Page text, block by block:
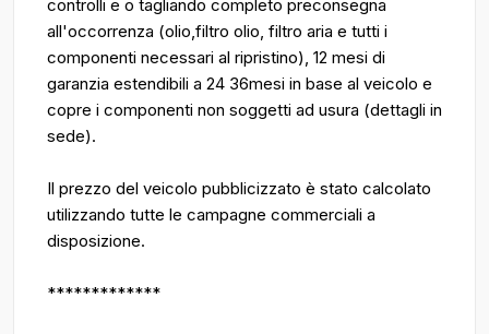
controlli e o tagliando completo preconsegna
all'occorrenza (olio,filtro olio, filtro aria e tutti i
componenti necessari al ripristino), 12 mesi di
garanzia estendibili a 24 36mesi in base al veicolo e
copre i componenti non soggetti ad usura (dettagli in
sede).
Il prezzo del veicolo pubblicizzato è stato calcolato
utilizzando tutte le campagne commerciali a
disposizione.
*************